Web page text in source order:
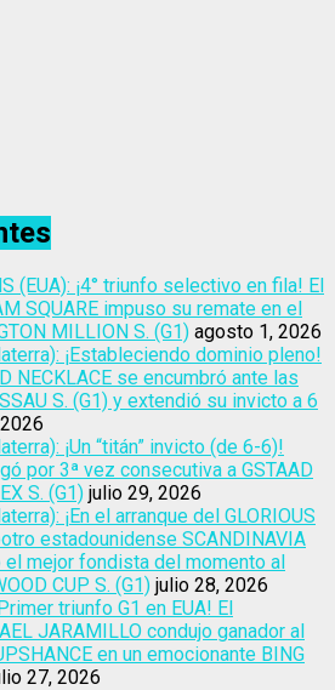
(EUA): ¡4° triunfo selectivo en fila! El
SQUARE impuso su remate en el
MILLION S. (G1) agosto 1, 2026
¡Estableciendo dominio pleno!
NECKLACE se encumbró ante las
S. (G1) y extendió su invicto a 6
¡Un “titán” invicto (de 6-6)!
por 3ª vez consecutiva a GSTAAD
S. (G1) julio 29, 2026
¡En el arranque del GLORIOUS
estadounidense SCANDINAVIA
el mejor fondista del momento al
CUP S. (G1) julio 28, 2026
triunfo G1 en EUA! El
JARAMILLO condujo ganador al
en un emocionante BING
27, 2026